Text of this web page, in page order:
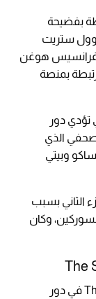
بفضيحة
ستريت
فرانسيس هوغن
بمنصة
تؤدي دور
الذي
وبيتي
الثاني بسبب
وكان
ومن المقرر عرض فيلم The Social Reckoning في دور